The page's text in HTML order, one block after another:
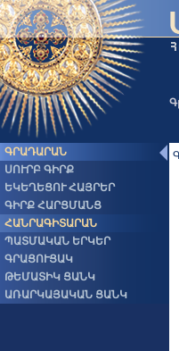
ԳՐԱԴԱՐԱՆ
ՍՈՒՐԲ ԳԻՐՔ
ԵԿԵՂԵՑՈՒ ՀԱՅՐԵՐ
ԳԻՐՔ ՀԱՐՑՄԱՆՑ
ՀԱՆՐԱԳԻՏԱՐԱՆ
ՊԱՏՄԱԿԱՆ ԵՐԿԵՐ
ԳՐԱՑՈՒՑԱԿ
ԹԵՄԱՏԻԿ ՑԱՆԿ
ԱՌԱՐԿԱՅԱԿԱՆ ՑԱՆԿ